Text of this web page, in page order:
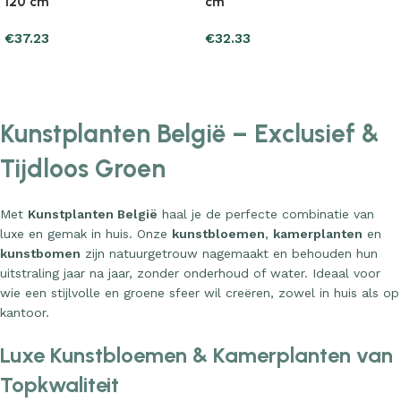
Kunstplanten België – Exclusief &
Tijdloos Groen
Met Kunstplanten België haal je de perfecte combinatie van
luxe en gemak in huis. Onze kunstbloemen, kamerplanten en
kunstbomen zijn natuurgetrouw nagemaakt en behouden hun
uitstraling jaar na jaar, zonder onderhoud of water. Ideaal voor
wie een stijlvolle en groene sfeer wil creëren, zowel in huis als op
kantoor.
Luxe Kunstbloemen & Kamerplanten van
Topkwaliteit